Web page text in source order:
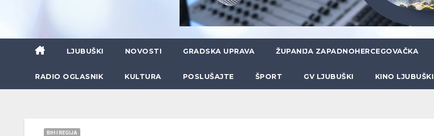
LJUBUŠKI NOVOSTI GRADSKA UPRAVA ŽUPANIJA ZAPADNOHERCEGOVAČKA
RADIO OGLASNIK KULTURA POSLUŠAJTE ŠPORT GV LJUBUŠKI KINO LJUBUŠKI
BIH I REGIJA